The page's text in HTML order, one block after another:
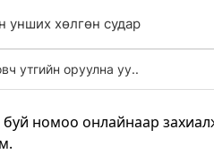
унших хөлгөн судар
номоо онлайнаар